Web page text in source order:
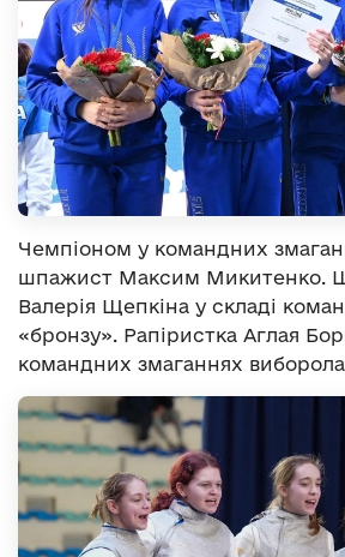
Чемпіоном у командних
шпажист Максим Микитенко.
Валерія Щепкіна у складі
«бронзу». Рапіристка Аглая
командних змаганнях